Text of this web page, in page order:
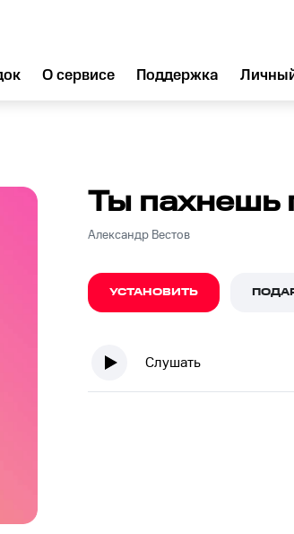
О сервисе Поддержка
Ты пахнешь
Александр Вестов
УСТАНОВИТЬ
Слушать